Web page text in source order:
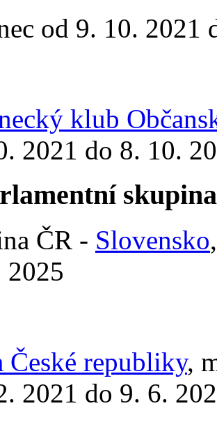
od 9. 10. 2021
klub
2021 do 8. 10.
ČR - Slovensko
2025
České republiky,
2021 do 9. 6.